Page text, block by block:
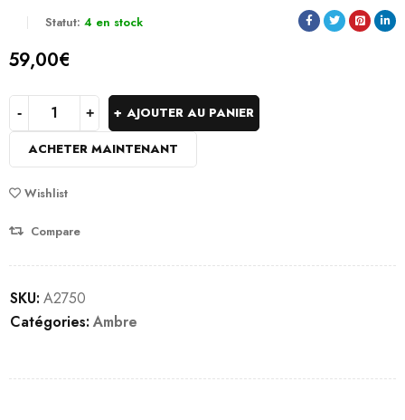
Statut: 4 en stock
59,00€
AJOUTER AU PANIER
ACHETER MAINTENANT
Wishlist
Compare
SKU: A2750
Catégories: Ambre